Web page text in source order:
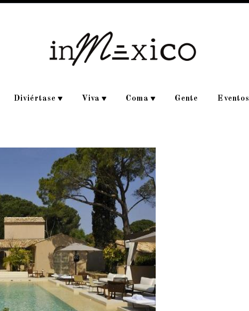
Diviértase Viva Coma Gente Eventos